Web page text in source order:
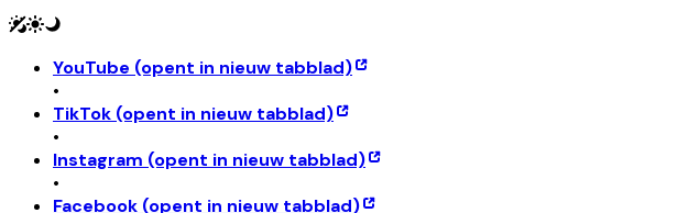
YouTube (opent in nieuw tabblad)
•
TikTok (opent in nieuw tabblad)
•
Instagram (opent in nieuw tabblad)
•
Facebook (opent in nieuw tabblad)